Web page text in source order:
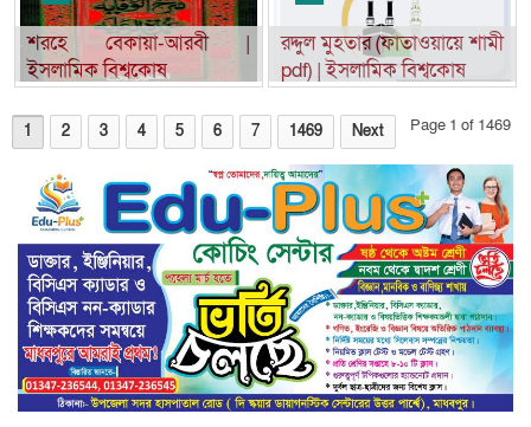
শরহে বেকায়া-আরবী |
ইসলামিক বিশ্বকোষ
রদ্দুল মুহতার (ফাতাওয়ায়ে শামী
pdf) | ইসলামিক বিশ্বকোষ
Page 1 of 1469
1 2 3 4 5 6 7 1469 Next